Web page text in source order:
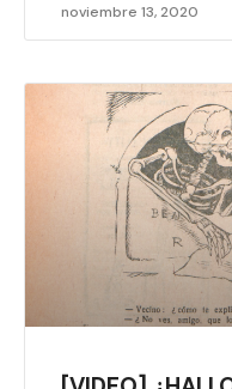
noviembre 13, 2020